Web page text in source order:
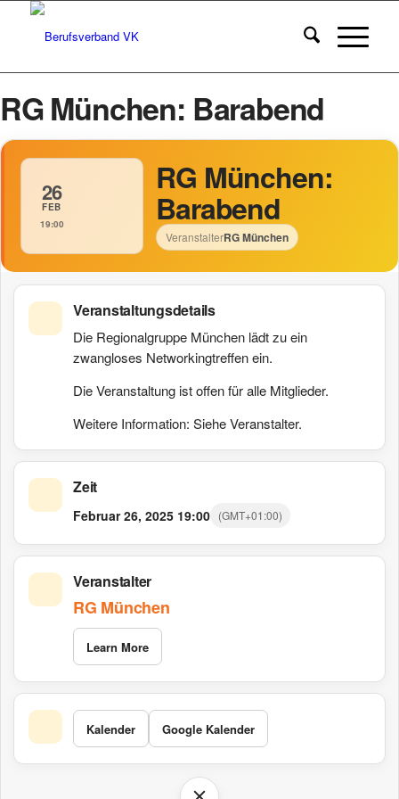
RG München: Barabend
26
FEB
19:00
RG München:
Barabend
VeranstalterRG München
Veranstaltungsdetails
Die Regionalgruppe München lädt zu ein
zwangloses Networkingtreffen ein.
Die Veranstaltung ist offen für alle Mitglieder.
Weitere Information: Siehe Veranstalter.
Zeit
Februar 26, 2025 19:00 (GMT+01:00)
Veranstalter
RG München
Learn More
Kalender Google Kalender